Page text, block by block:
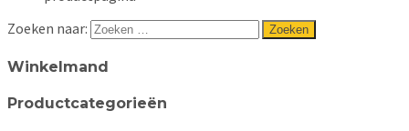
Zoeken naar:
Winkelmand
Productcategorieën